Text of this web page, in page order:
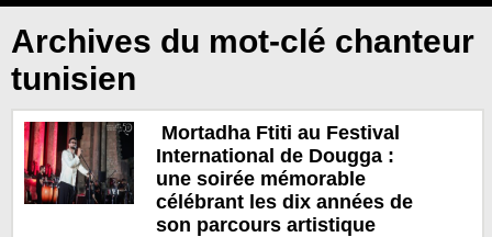
Archives du mot-clé chanteur
tunisien
Mortadha Ftiti au Festival
International de Dougga :
une soirée mémorable
célébrant les dix années de
son parcours artistique